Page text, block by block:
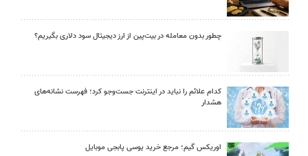
چطور بدون معامله در بیت‌پین از ارز دیجیتال سود دلاری بگیریم؟
کدام علائم را نباید در اینترنت جست‌وجو کرد؛ فهرست نشانه‌های
هشدار
اوریکس گیم؛ مرجع خرید یوسی پابجی موبایل